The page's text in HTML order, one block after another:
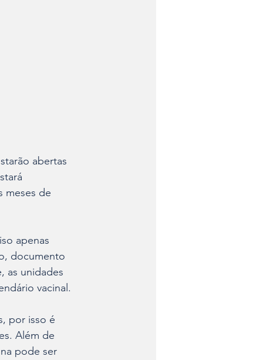
abertas
meses de
apenas
documento
as unidades
vacinal.
por isso é
Além de
pode ser